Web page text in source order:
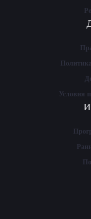
Условия